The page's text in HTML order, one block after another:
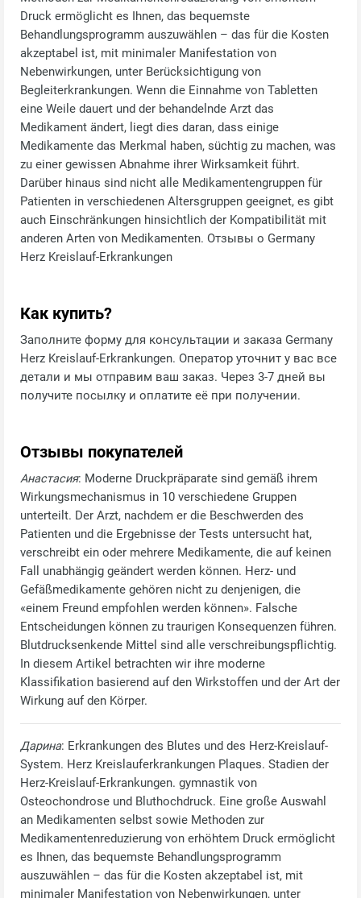
Druck ermöglicht es Ihnen, das bequemste
Behandlungsprogramm auszuwählen – das für die Kosten
akzeptabel ist, mit minimaler Manifestation von
Nebenwirkungen, unter Berücksichtigung von
Begleiterkrankungen. Wenn die Einnahme von Tabletten
eine Weile dauert und der behandelnde Arzt das
Medikament ändert, liegt dies daran, dass einige
Medikamente das Merkmal haben, süchtig zu machen, was
zu einer gewissen Abnahme ihrer Wirksamkeit führt.
Darüber hinaus sind nicht alle Medikamentengruppen für
Patienten in verschiedenen Altersgruppen geeignet, es gibt
auch Einschränkungen hinsichtlich der Kompatibilität mit
anderen Arten von Medikamenten. Отзывы о Germany
Herz Kreislauf-Erkrankungen
Как купить?
Заполните форму для консультации и заказа Germany
Herz Kreislauf-Erkrankungen. Оператор уточнит у вас все
детали и мы отправим ваш заказ. Через 3-7 дней вы
получите посылку и оплатите её при получении.
Отзывы покупателей
Анастасия: Moderne Druckpräparate sind gemäß ihrem
Wirkungsmechanismus in 10 verschiedene Gruppen
unterteilt. Der Arzt, nachdem er die Beschwerden des
Patienten und die Ergebnisse der Tests untersucht hat,
verschreibt ein oder mehrere Medikamente, die auf keinen
Fall unabhängig geändert werden können. Herz- und
Gefäßmedikamente gehören nicht zu denjenigen, die
«einem Freund empfohlen werden können». Falsche
Entscheidungen können zu traurigen Konsequenzen führen.
Blutdrucksenkende Mittel sind alle verschreibungspflichtig.
In diesem Artikel betrachten wir ihre moderne
Klassifikation basierend auf den Wirkstoffen und der Art der
Wirkung auf den Körper.
Дарина: Erkrankungen des Blutes und des Herz-Kreislauf-
System. Herz Kreislauferkrankungen Plaques. Stadien der
Herz-Kreislauf-Erkrankungen. gymnastik von
Osteochondrose und Bluthochdruck. Eine große Auswahl
an Medikamenten selbst sowie Methoden zur
Medikamentenreduzierung von erhöhtem Druck ermöglicht
es Ihnen, das bequemste Behandlungsprogramm
auszuwählen – das für die Kosten akzeptabel ist, mit
minimaler Manifestation von Nebenwirkungen, unter